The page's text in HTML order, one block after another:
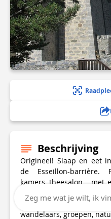
Beschrijving
Origineel! Slaap en eet
de Esseillon-barrière.
kamers, theesalon... met
over alle forten en de
Fort Marie-
wandelaars, groepen,
Zeg me wat je wilt, ik